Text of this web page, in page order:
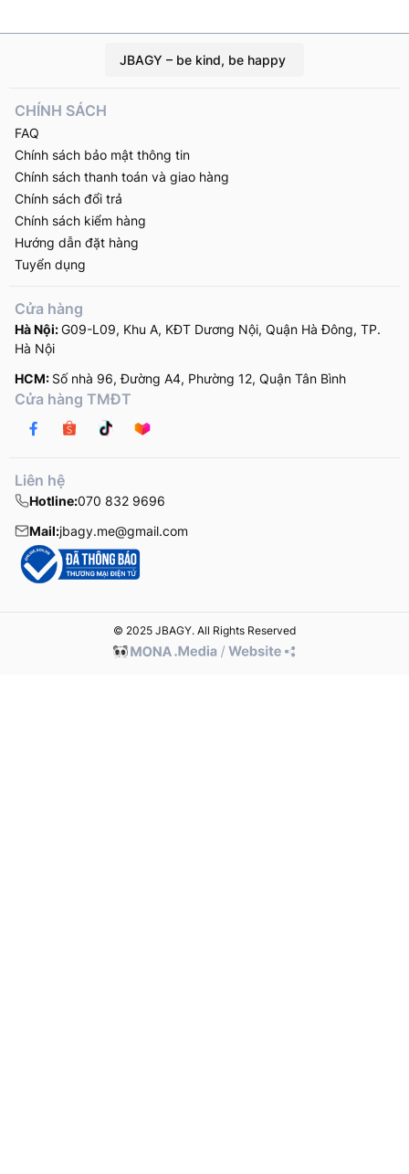
thành mụn cám, mụn đầu đen. Thói quen sinh hoạt bận
rộn, ít chăm sóc da càng làm tình […]
JBAGY – be kind, be happy
Liên hệ
Hotline:070 832 9696
Mail:jbagy.me@gmail.com
Cửa hàng
Hà Nội:G09-L09, Khu A, KĐT Dương Nội, Quận Hà Đông, TP.
Hà Nội
HCM: Số nhà 96, Đường A4, Phường 12, Quận Tân Bình
Cửa hàng TMĐT
CHÍNH SÁCH
FAQ
Chính sách bảo mật thông tin
Chính sách thanh toán và giao hàng
Chính sách đổi trả
Chính sách kiểm hàng
Hướng dẫn đặt hàng
Tuyển dụng
© 2025 JBAGY. All Rights Reserved